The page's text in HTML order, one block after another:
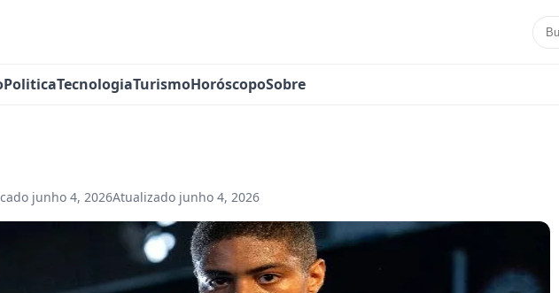
PoliticaTecnologiaTurismoHoróscopoSobre
junho 4, 2026Atualizado junho 4, 2026